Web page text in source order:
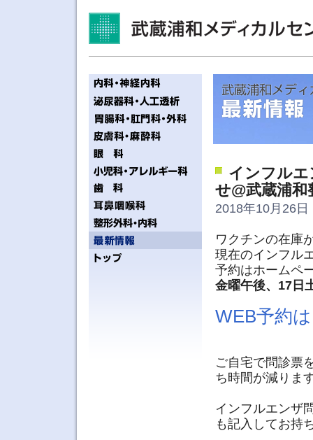
インフルエ
せ@武蔵浦
2018年10月26日
ワクチンの在庫
現在のインフル
予約はホームペ
金曜午後、17日
WEB予約
ご自宅で問診票
ち時間が減りま
インフルエンザ
も記入してお持